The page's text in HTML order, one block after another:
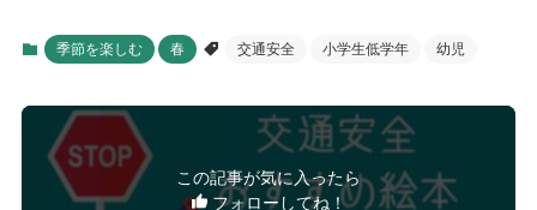
季節を楽しむ 春 交通安全 小学生低学年 幼児
この記事が気に入ったら
フォローしてね！